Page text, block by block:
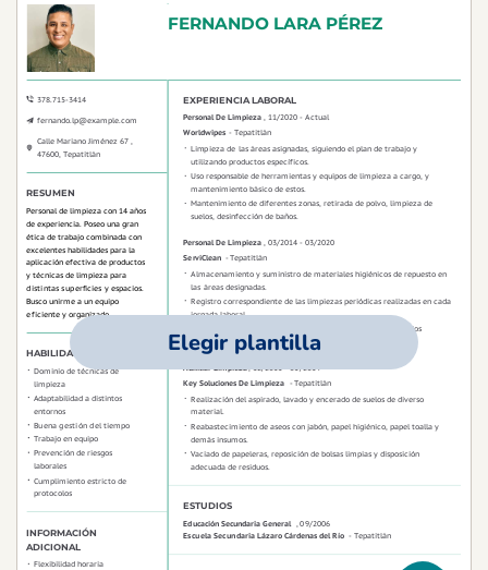
Elegir plantilla